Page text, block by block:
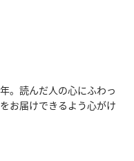
。読んだ人の心にふわっ
お届けできるよう心がけ